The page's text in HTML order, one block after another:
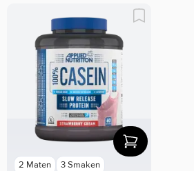
2 Maten 3 Smaken